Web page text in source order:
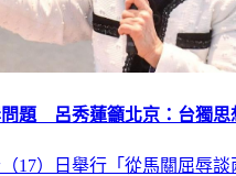
題 呂秀蓮籲北京：台獨思
17）日舉行「從馬關屈辱